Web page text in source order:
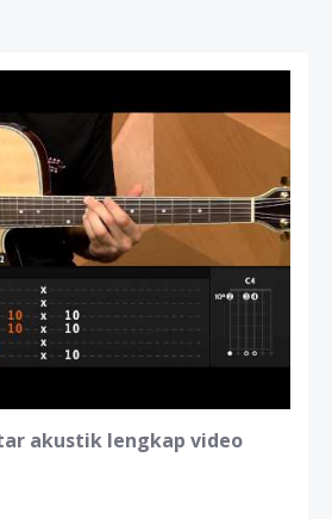
akustik lengkap video